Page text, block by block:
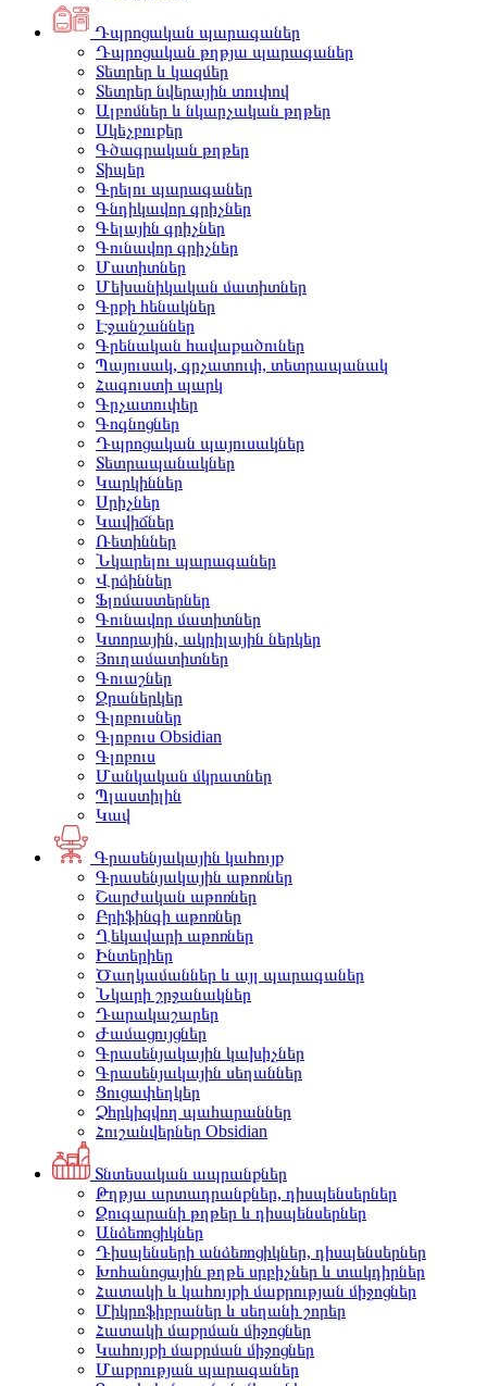
Դպրոցական պարագաներ
Դպրոցական թղթյա պարագաներ
Տետրեր և կազմեր
Տետրեր նվերային տուփով
Ալբոմներ և նկարչական թղթեր
Սկեչբուքեր
Գծագրական թղթեր
Տիպեր
Գրելու պարագաներ
Գնդիկավոր գրիչներ
Գելային գրիչներ
Գունավոր գրիչներ
Մատիտներ
Մեխանիկական մատիտներ
Գրքի հենակներ
Էջանշաններ
Գրենական հավաքածուներ
Պայուսակ, գրչատուփ, տետրապանակ
Հագուստի պարկ
Գրչատուփեր
Գոգնոցներ
Դպրոցական պայուսակներ
Տետրապանակներ
Կարկիններ
Սրիչներ
Կավիճներ
Ռետիններ
Նկարելու պարագաներ
Վրձիններ
Ֆլոմաստերներ
Գունավոր մատիտներ
Կտորային, ակրիլային ներկեր
Յուղամատիտներ
Գուաշներ
Ջրաներկեր
Գլոբուսներ
Գլոբուս Obsidian
Գլոբուս
Մանկական մկրատներ
Պլաստիլին
Կավ
Գրասենյակային կահույք
Գրասենյակային աթոռներ
Շարժական աթոռներ
Բրիֆինգի աթոռներ
Ղեկավարի աթոռներ
Ինտերիեր
Ծաղկամաններ և այլ պարագաներ
Նկարի շրջանակներ
Դարակաշարեր
Ժամացույցներ
Գրասենյակային կախիչներ
Գրասենյակային սեղաններ
Ցուցափեղկեր
Չհրկիզվող պահարաններ
Հուշանվերներ Obsidian
Տնտեսական ապրանքներ
Թղթյա արտադրանքներ, դիսպենսերներ
Զուգարանի թղթեր և դիսպենսերներ
Անձեռոցիկներ
Դիսպենսերի անձեռոցիկներ, դիսպենսերներ
Խոհանոցային թղթե սրբիչներ և տակդիրներ
Հատակի և կահույքի մաքրության միջոցներ
Միկրոֆիբրաներ և սեղանի շորեր
Հատակի մաքրման միջոցներ
Կահույքի մաքրման միջոցներ
Մաքրության պարագաներ